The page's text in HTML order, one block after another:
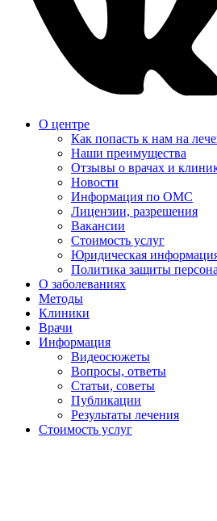
О центре
Как попасть к нам на
Наши преимущества
Отзывы о врачах и
Новости
Информация по ОМС
Лицензии, разрешения
Вакансии
Стоимость услуг
Юридическая
Политика защиты
О заболеваниях
Методы
Клиники
Врачи
Информация
Видеосюжеты
Вопросы, ответы
Статьи, советы
Публикации
Результаты лечения
Стоимость услуг